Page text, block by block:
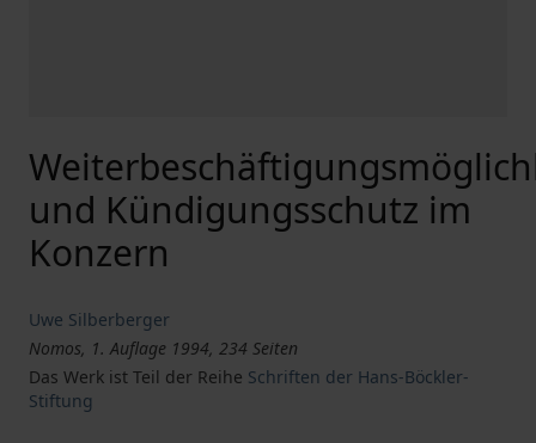
und Kündigungsschutz im
Konzern
Uwe Silberberger
Nomos, 1. Auflage 1994, 234 Seiten
Das Werk ist Teil der Reihe Schriften der Hans-Böckler-
Stiftung